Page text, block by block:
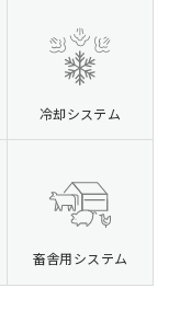
冷却システム
畜舎用システム